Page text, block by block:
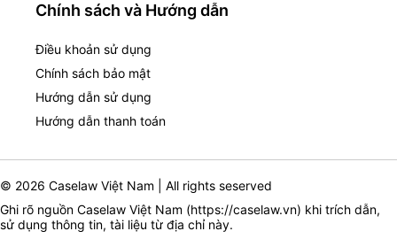
Chính sách và Hướng dẫn
Điều khoản sử dụng
Chính sách bảo mật
Hướng dẫn sử dụng
Hướng dẫn thanh toán
© 2026 Caselaw Việt Nam | All rights seserved
Ghi rõ nguồn Caselaw Việt Nam (https://caselaw.vn) khi trích dẫn,
sử dụng thông tin, tài liệu từ địa chỉ này.